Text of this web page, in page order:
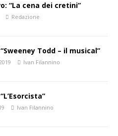
“La cena dei cretini”
Redazione
Todd – il musical”
Ivan Filannino
Ivan Filannino